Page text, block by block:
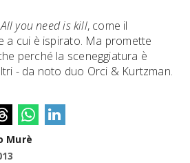
All you need is kill, come il
a cui è ispirato. Ma promette
perché la sceneggiatura è
- da noto duo Orci & Kurtzman.
Murè